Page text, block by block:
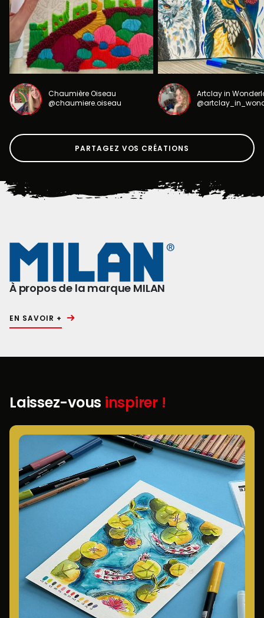
Chaumière Oiseau
@chaumiere.oiseau
Artclay in
PARTAGEZ VOS CRÉATIONS
À propos de la marque MILAN
EN SAVOIR +
Laissez-vous inspirer !